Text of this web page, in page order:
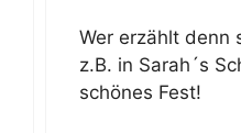
Wer erzählt denn
z.B. in Sarah´s
schönes Fest!